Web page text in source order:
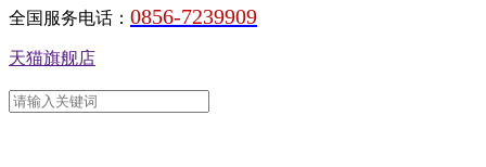
全国服务电话： 0856-7239909
天猫旗舰店